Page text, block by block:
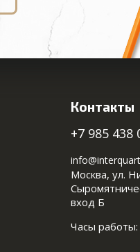
Контакты
+7 985 438
Москва, ул.
вход Б
Часы